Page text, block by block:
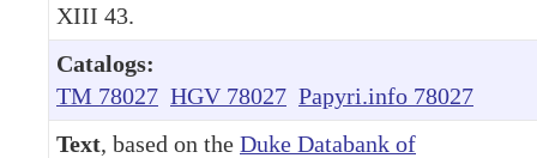
XIII 43.
Catalogs:
TM 78027 HGV 78027 Papyri.info 78027
Text, based on the Duke Databank of